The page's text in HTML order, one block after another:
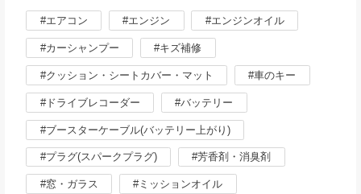
エアコン エンジン エンジンオイル
カーシャンプー キズ補修
クッション・シートカバー・マット 車のキー
ドライブレコーダー バッテリー
ブースターケーブル(バッテリー上がり)
プラグ(スパークプラグ) 芳香剤・消臭剤
窓・ガラス ミッションオイル